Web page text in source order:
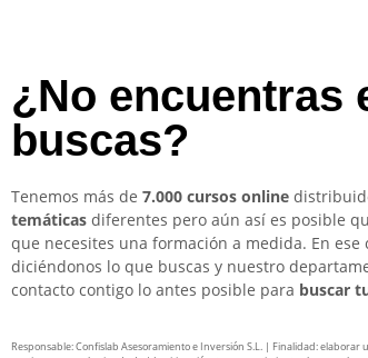
¿No encuentras
buscas?
Tenemos más de 7.000 cursos online
temáticas diferentes pero aún así es posible
que necesites una formación a medida. En
diciéndonos lo que buscas y nuestro
contacto contigo lo antes posible para buscar
Responsable: Confislab Asesoramiento e Inversión S.L. | Finalidad: